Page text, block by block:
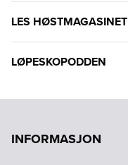
LES HØSTMAGASINET
LØPESKOPODDEN
INFORMASJON